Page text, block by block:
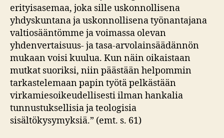
erityisasemaa, joka sille uskonnollisena
yhdyskuntana ja uskonnollisena työnantajana
valtiosääntömme ja voimassa olevan
yhdenvertaisuus- ja tasa-arvolainsäädännön
mukaan voisi kuulua. Kun näin oikaistaan
mutkat suoriksi, niin päästään helpommin
tarkastelemaan papin työtä pelkästään
virkamiesoikeudellisesti ilman hankalia
tunnustuksellisia ja teologisia
sisältökysymyksiä.” (emt. s. 61)